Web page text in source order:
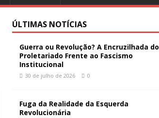
ÚLTIMAS NOTÍCIAS
Guerra ou Revolução? A Encruzilhada do
Proletariado Frente ao Fascismo
Institucional
30 de julho de 2026 0
Fuga da Realidade da Esquerda
Revolucionária